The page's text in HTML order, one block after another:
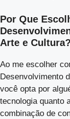
Por Que
Arte e Cultura?
Ao me escolher
Desenvolvimento
você opta por
tecnologia quanto
combinação de